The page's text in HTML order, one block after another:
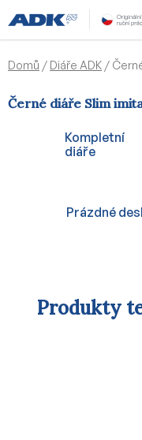
na
obsah
Domů / Diáře ADK /
Černé diáře Slim
Kompletní
diáře
Prázdné
Produkty